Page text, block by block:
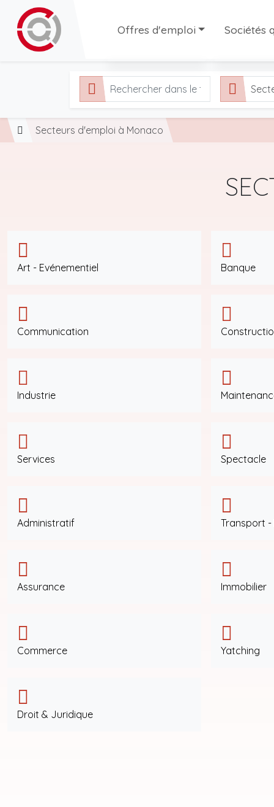
Offres d'emploi
Offres en CDI
Offres en CDD
Sociétés
Agences
Secteurs d'emploi à Monaco
Art - Evénementiel Banque
Communication
Industrie
Services Spectacle
Administratif Transport
Assurance Immobilier
Commerce Yatching
Droit & Juridique